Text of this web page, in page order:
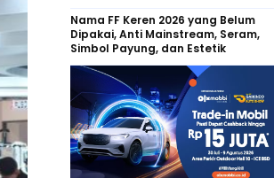
Nama FF Keren 2026 yang Belum
Dipakai, Anti Mainstream, Seram,
Simbol Payung, dan Estetik